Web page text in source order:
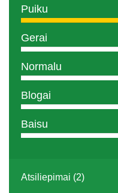
Puiku
Gerai
Normalu
Blogai
Baisu
Atsiliepimai (2)